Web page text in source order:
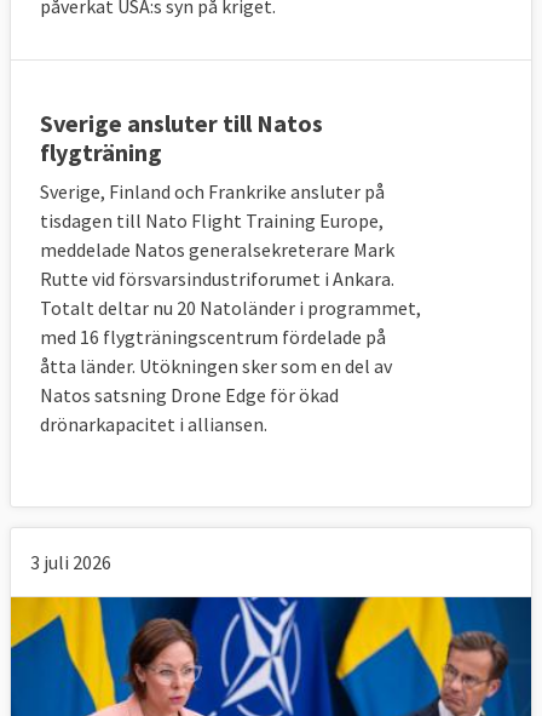
påverkat USA:s syn på kriget.
Sverige ansluter till Natos
flygträning
Sverige, Finland och Frankrike ansluter på
tisdagen till Nato Flight Training Europe,
meddelade Natos generalsekreterare Mark
Rutte vid försvarsindustriforumet i Ankara.
Totalt deltar nu 20 Natoländer i programmet,
med 16 flygträningscentrum fördelade på
åtta länder. Utökningen sker som en del av
Natos satsning Drone Edge för ökad
drönarkapacitet i alliansen.
3 juli 2026